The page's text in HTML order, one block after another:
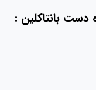
بانتاکلین :